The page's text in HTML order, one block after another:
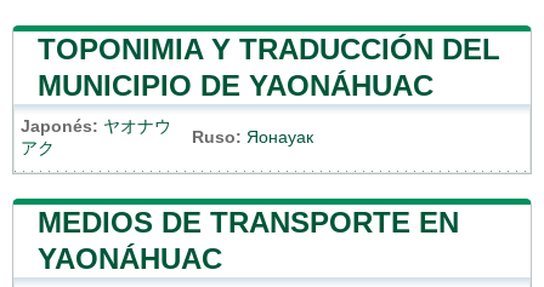
TOPONIMIA Y TRADUCCIÓN DEL
MUNICIPIO DE YAONÁHUAC
Japonés: ヤオナウ
アク
Ruso: Яонауак
MEDIOS DE TRANSPORTE EN
YAONÁHUAC